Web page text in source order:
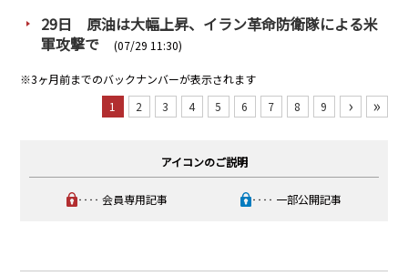
29日 原油は大幅上昇、イラン革命防衛隊による米
軍攻撃で
(07/29 11:30)
※3ヶ月前までのバックナンバーが表示されます
1
2 3 4 5 6 7 8 9 › »
アイコンのご説明
‥‥ 会員専用記事 ‥‥ 一部公開記事